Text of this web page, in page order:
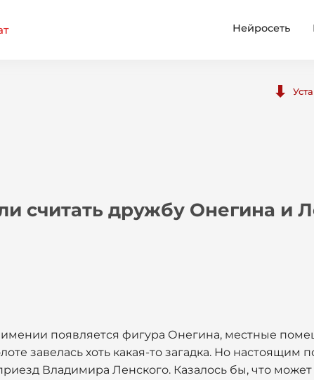
Нейросеть
считать дружбу Онегина и
появляется фигура Онегина, местные
завелась хоть какая-то загадка. Но настоящим
Владимира Ленского. Казалось бы, что